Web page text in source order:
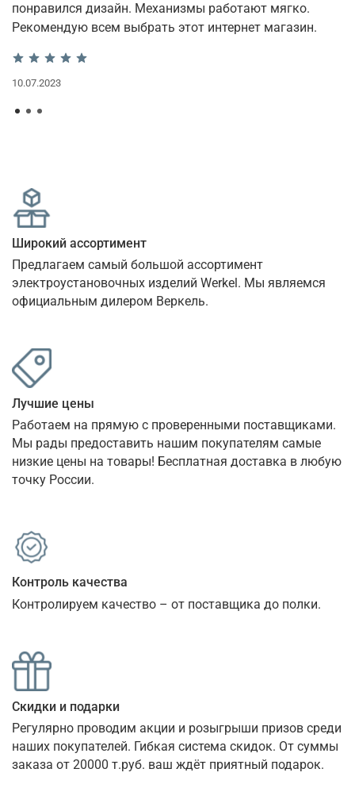
понравился дизайн. Механизмы работают мягко.
Рекомендую всем выбрать этот интернет магазин.
10.07.2023
Широкий ассортимент
Предлагаем самый большой ассортимент
электроустановочных изделий Werkel. Мы являемся
официальным дилером Веркель.
Лучшие цены
Работаем на прямую с проверенными поставщиками.
Мы рады предоставить нашим покупателям самые
низкие цены на товары! Бесплатная доставка в любую
точку России.
Контроль качества
Контролируем качество – от поставщика до полки.
Скидки и подарки
Регулярно проводим акции и розыгрыши призов среди
наших покупателей. Гибкая система скидок. От суммы
заказа от 20000 т.руб. ваш ждёт приятный подарок.